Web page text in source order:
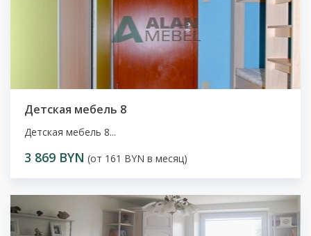
Детская мебель 8
Детская мебель 8...
3 869 BYN (от 161 BYN в месяц)